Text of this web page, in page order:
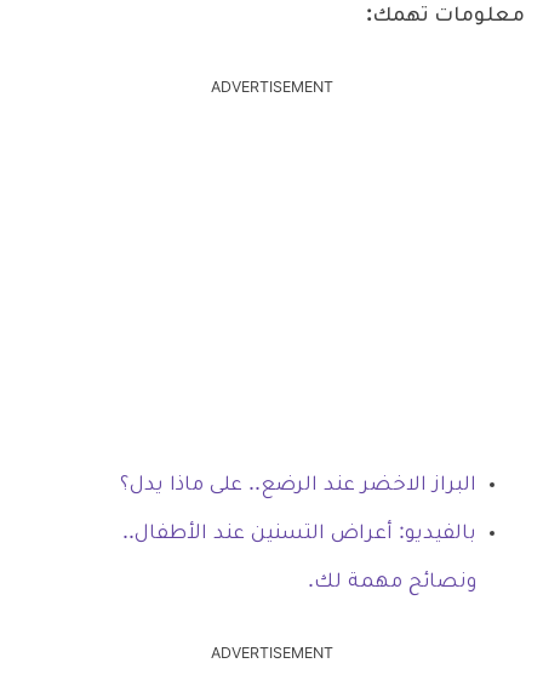
معلومات تهمك:
ADVERTISEMENT
البراز الاخضر عند الرضع.. على ماذا يدل؟
بالفيديو: أعراض التسنين عند الأطفال..
ونصائح مهمة لك.
ADVERTISEMENT